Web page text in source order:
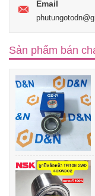
Email
Sản phẩm bán